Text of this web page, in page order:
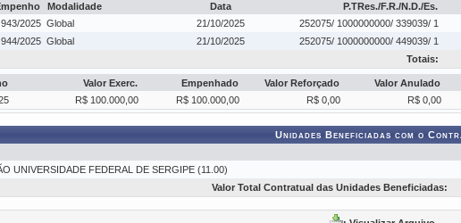
Modalidade Data P.TRes./F.R./N.D./Es.
943/2025 Global 21/10/2025 252075/ 1000000000/ 339039/ 1
944/2025 Global 21/10/2025 252075/ 1000000000/ 449039/ 1
Totais:
Valor Exerc. Empenhado Valor Reforçado Valor Anulado
R$ 100.000,00 R$ 100.000,00 R$ 0,00 R$ 0,00
Unidades Beneficiadas com o
UNIVERSIDADE FEDERAL DE SERGIPE (11.00)
Valor Total Contratual das Unidades Beneficiadas: